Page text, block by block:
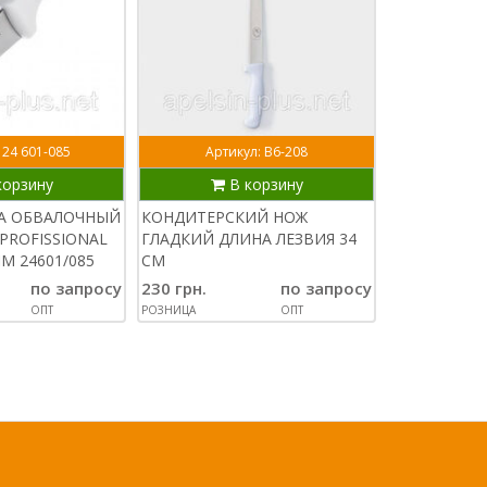
601-085
ОБВАЛОЧНЫЙ
24601/085
по запросу
ОПТ
Артикул: В6-208
В корзину
КОНДИТЕРСКИЙ НОЖ
ГЛАДКИЙ ДЛИНА ЛЕЗВИЯ 34
СМ
230 грн.
РОЗНИЦА
по запросу
ОПТ